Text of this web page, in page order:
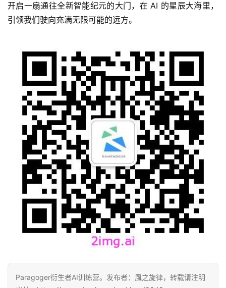
开启一扇通往全新智能纪元的大门，在 AI 的星辰大海里，
引领我们驶向充满无限可能的远方。
Paragoger衍生者AI训练营。发布者：風之旋律，转载请注明